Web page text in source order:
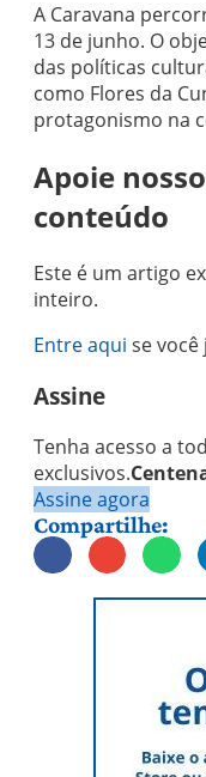
A Caravana
13 de junho. O
das políticas
como Flores da
protagonismo na
Apoie
conteúdo
Este é um artigo
inteiro.
Entre aqui se
Assine
Tenha acesso a
exclusivos.
Assine agora
Compartilhe: